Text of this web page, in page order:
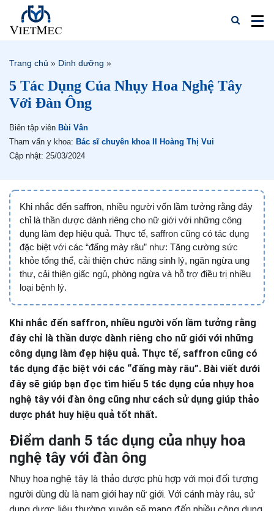
Trang chủ » Dinh dưỡng »
5 Tác Dụng Của Nhụy Hoa Nghệ Tây
Với Đàn Ông
Biên tập viên Bùi Vân
Tham vấn y khoa: Bác sĩ chuyên khoa II Hoàng Thị Vui
Cập nhật: 25/03/2024
Khi nhắc đến saffron, nhiều người vốn lầm tưởng rằng đây
chỉ là thần dược dành riêng cho nữ giới với những công
dụng làm đẹp hiệu quả. Thực tế, saffron cũng có tác dụng
đặc biệt với các “đấng mày râu” như: Tăng cường sức
khỏe tổng thể, cải thiện chức năng sinh lý, ngăn ngừa ung
thư, cải thiện giấc ngủ, phòng ngừa và hỗ trợ điều trị nhiều
loại bệnh lý.
Khi nhắc đến saffron, nhiều người vốn lầm tưởng rằng
đây chỉ là thần dược dành riêng cho nữ giới với những
công dụng làm đẹp hiệu quả. Thực tế, saffron cũng có
tác dụng đặc biệt với các “đấng mày râu”. Bài viết dưới
đây sẽ giúp bạn đọc tìm hiểu 5 tác dụng của nhụy hoa
nghệ tây với đàn ông cũng như cách sử dụng giúp thảo
dược phát huy hiệu quả tốt nhất.
Điểm danh 5 tác dụng của nhụy hoa
nghệ tây với đàn ông
Nhụy hoa nghệ tây là thảo dược phù hợp với mọi đối tượng
người dùng dù là nam giới hay nữ giới. Với cánh mày râu, sử